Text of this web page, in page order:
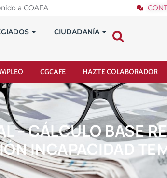
a COAFA
CIUDADANÍA
CGCAFE HAZTE COLABORADOR
– CÁLCULO BASE
INCAPACIDAD